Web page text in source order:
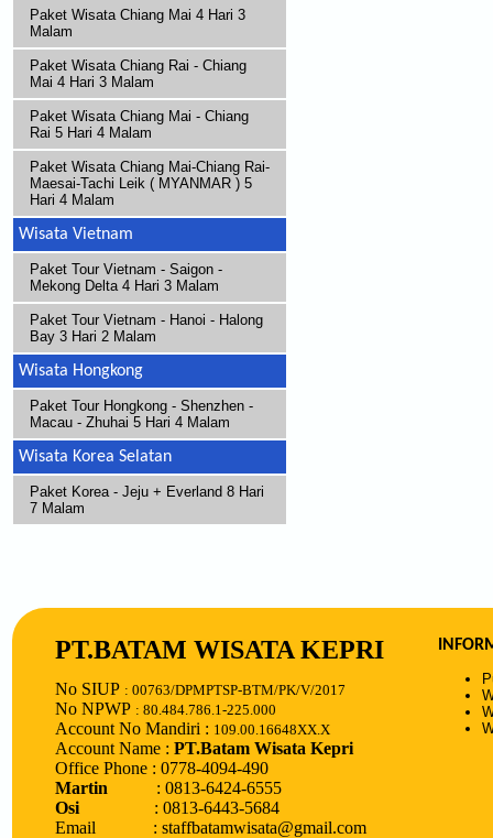
Paket Wisata Chiang Mai 4 Hari 3
Malam
Paket Wisata Chiang Rai - Chiang
Mai 4 Hari 3 Malam
Paket Wisata Chiang Mai - Chiang
Rai 5 Hari 4 Malam
Paket Wisata Chiang Mai-Chiang Rai-
Maesai-Tachi Leik ( MYANMAR ) 5
Hari 4 Malam
Wisata Vietnam
Paket Tour Vietnam - Saigon -
Mekong Delta 4 Hari 3 Malam
Paket Tour Vietnam - Hanoi - Halong
Bay 3 Hari 2 Malam
Wisata Hongkong
Paket Tour Hongkong - Shenzhen -
Macau - Zhuhai 5 Hari 4 Malam
Wisata Korea Selatan
Paket Korea - Jeju + Everland 8 Hari
7 Malam
PT.BATAM WISATA KEPRI
No SIUP : 00763/DPMPTSP-BTM/PK/V/2017
No NPWP : 80.484.786.1-225.000
Account No Mandiri : 109.00.16648XX.X
Account Name : PT.Batam Wisata Kepri
Office Phone : 0778-4094-490
Martin
: 0813-6424-6555
Osi
: 0813-6443-5684
Email : staffbatamwisata@gmail.com